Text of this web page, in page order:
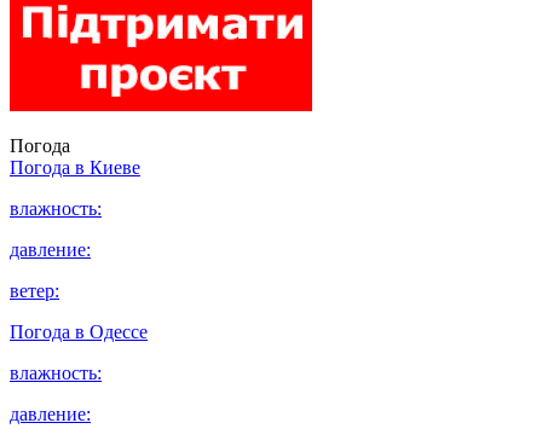
Погода
Погода в Киеве
влажность:
давление:
ветер:
Погода в Одессе
влажность:
давление: